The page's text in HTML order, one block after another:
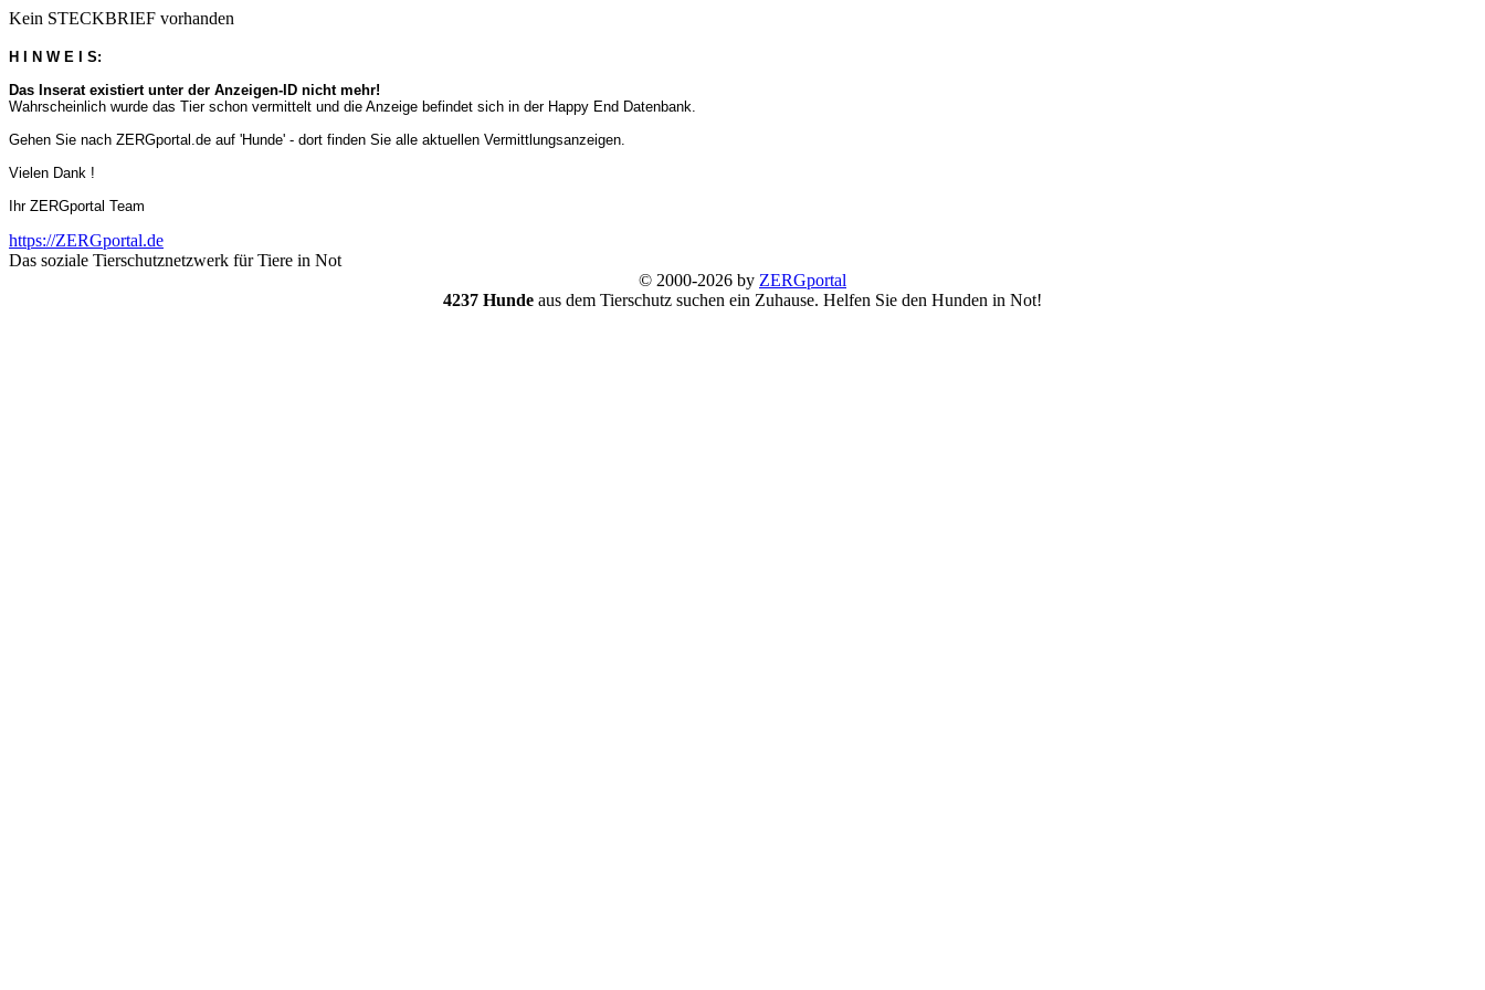
Kein STECKBRIEF vorhanden
H I N W E I S:
Das Inserat existiert unter der Anzeigen-ID nicht mehr!
Wahrscheinlich wurde das Tier schon vermittelt und die Anzeige befindet sich in der Happy End Datenbank.
Gehen Sie nach ZERGportal.de auf 'Hunde' - dort finden Sie alle aktuellen Vermittlungsanzeigen.
Vielen Dank !
Ihr ZERGportal Team
https://ZERGportal.de
Das soziale Tierschutznetzwerk für Tiere in Not
© 2000-2026 by ZERGportal
4237 Hunde aus dem Tierschutz suchen ein Zuhause. Helfen Sie den Hunden in Not!